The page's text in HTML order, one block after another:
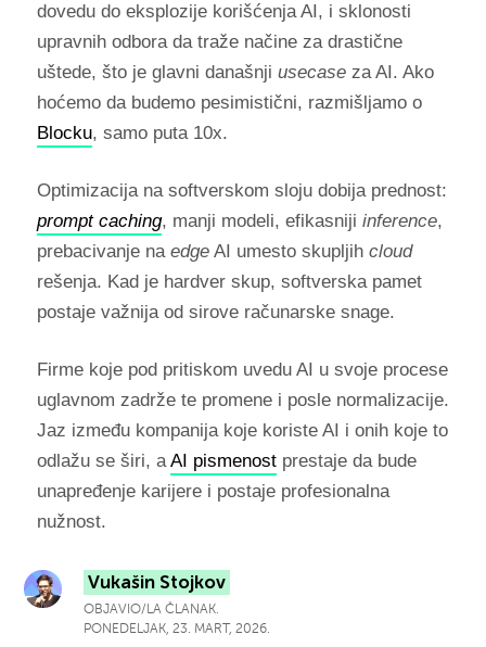
dovedu do eksplozije korišćenja AI, i sklonosti
upravnih odbora da traže načine za drastične
uštede, što je glavni današnji usecase za AI. Ako
hoćemo da budemo pesimistični, razmišljamo o
Blocku, samo puta 10x.
Optimizacija na softverskom sloju dobija prednost:
prompt caching, manji modeli, efikasniji inference,
prebacivanje na edgeAI umesto skupljih cloud
rešenja. Kad je hardver skup, softverska pamet
postaje važnija od sirove računarske snage.
Firme koje pod pritiskom uvedu AI u svoje procese
uglavnom zadrže te promene i posle normalizacije.
Jaz između kompanija koje koriste AI i onih koje to
odlažu se širi, aAI pismenostprestaje da bude
unapređenje karijere i postaje profesionalna
nužnost.
Vukašin Stojkov
OBJAVIO/LA ČLANAK.
PONEDELJAK, 23. MART, 2026.